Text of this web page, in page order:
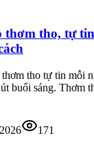
thơm tho, tự
tho tự tin mỗi
buổi sáng. Thơm
171